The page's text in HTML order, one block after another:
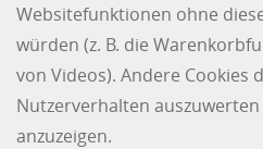
Websitefunktionen ohne
würden (z. B. die
von Videos). Andere Cookies
Nutzerverhalten
anzuzeigen.